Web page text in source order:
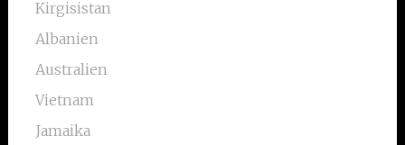
Kirgisistan
Albanien
Australien
Vietnam
Jamaika